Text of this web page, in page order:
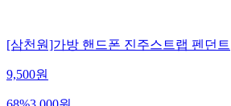
[삼천원]가방 핸드폰 진주스트랩 펜던트
9,500원